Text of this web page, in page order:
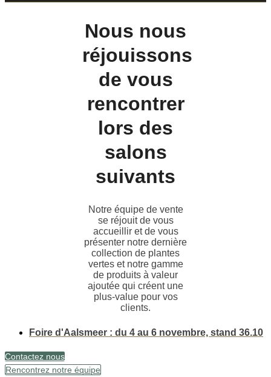
Nous nous
réjouissons
de vous
rencontrer
lors des
salons
suivants
Notre équipe de vente
se réjouit de vous
accueillir et de vous
présenter notre dernière
collection de plantes
vertes et notre gamme
de produits à valeur
ajoutée qui créent une
plus-value pour vos
clients.
Foire d'Aalsmeer : du 4 au 6 novembre, stand 36.10
Contactez nous
Rencontrez notre équipe